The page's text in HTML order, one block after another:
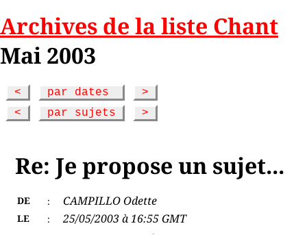
Archives de la liste Chant
Mai 2003
< par dates
>
<
par sujets >
Re: Je propose un sujet...
DE : CAMPILLO Odette
LE :
25/05/2003 à 16:55 GMT